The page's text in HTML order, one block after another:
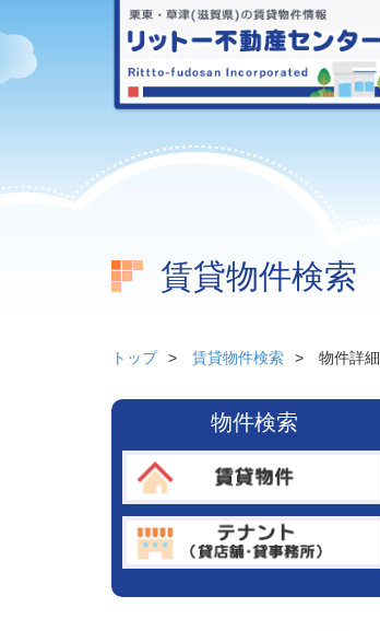
賃貸物件検索
トップ 賃貸物件検索 物件詳細
物件検索